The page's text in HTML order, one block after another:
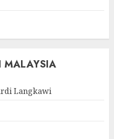
MALAYSIA
Langkawi